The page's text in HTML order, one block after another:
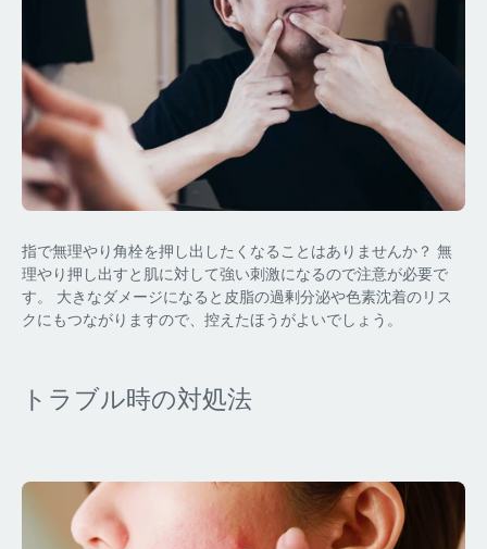
指で無理やり角栓を押し出したくなることはありませんか？ 無
理やり押し出すと肌に対して強い刺激になるので注意が必要で
す。 大きなダメージになると皮脂の過剰分泌や色素沈着のリス
クにもつながりますので、控えたほうがよいでしょう。
トラブル時の対処法